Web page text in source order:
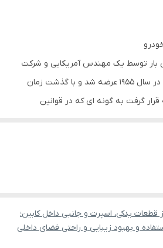
بار توسط یک مهندس آمریکایی و شرکت
فورد به عنوان آپشن جدید در سال ۱۹۵۵ عرضه شد و با گذشت زمان
گرفت به گونه ای که در قوانین
کمربند ایمنی به ویژه کودکان به دلیل
قطعات یدکی، اسپرت و جانبی داخل کابین؛
و بهبود زیبایی و راحتی فضای داخلی